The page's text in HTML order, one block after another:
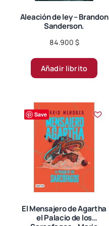
Aleación de ley – Brandon
Sanderson.
84.900 $
Añadir librito
Save
El Mensajero de Agartha
el Palacio de los